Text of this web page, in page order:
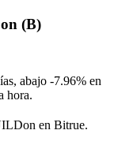
(B)
abajo -7.96% en
hora.
en Bitrue.